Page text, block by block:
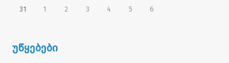
31
1 2 3 4 5 6
უწყებები